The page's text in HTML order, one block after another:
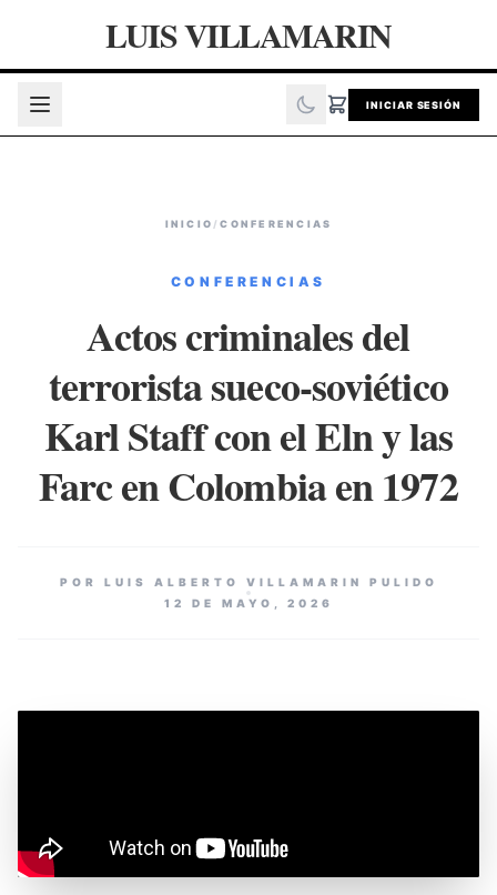
LUIS VILLAMARIN
INICIAR SESIÓN
INICIO /CONFERENCIAS
CONFERENCIAS
Actos criminales del
terrorista sueco-soviético
Karl Staff con el Eln y las
Farc en Colombia en 1972
POR LUIS ALBERTO VILLAMARIN PULIDO
12 DE MAYO, 2026